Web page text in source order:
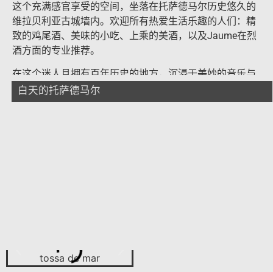
这个充满感官享受的空间，坐落在托萨德马尔历史悠久的
维拉贝利亚古城墙内。欢迎所有热爱生活乐趣的人们：精
致的鸡尾酒、美味的小吃、上乘的美酒，以及Jaume在烈
酒方面的专业推荐。
在这个迷人且拥有百年历史的地方，沉浸于美妙的音乐与
绝佳的陪伴中。Bar Terraza Vila Vella张开双臂欢迎您的到
来。
白天的托萨德马尔